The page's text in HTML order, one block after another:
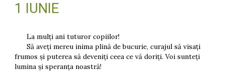
1 IUNIE
La mulți ani tuturor copiilor!
Să aveți mereu inima plină de bucurie, curajul să visați
frumos și puterea să deveniți ceea ce vă doriți. Voi sunteți
lumina și speranța noastră!